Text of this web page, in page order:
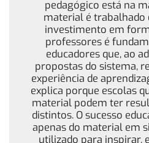
pedagógico está na
material é trabalhado
investimento em
professores é
educadores que, ao
propostas do sistema,
experiência de
explica porque escolas
material podem ter
distintos. O sucesso
apenas do material em
utilizado para inspirar,